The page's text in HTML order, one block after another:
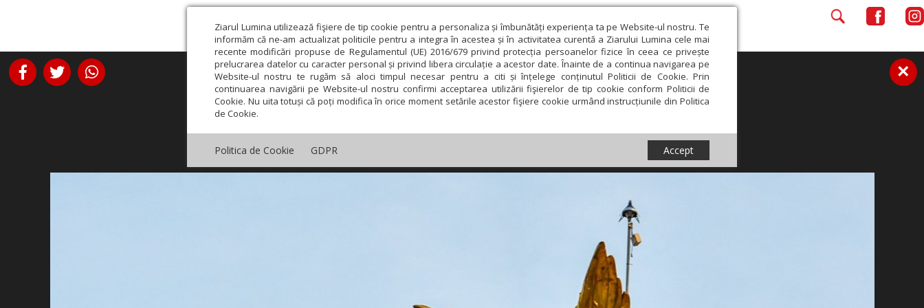
Ziarul Lumina utilizează fişiere de tip cookie pentru a personaliza și îmbunătăți experiența ta pe Website-ul nostru. Te
informăm că ne-am actualizat politicile pentru a integra în acestea și în activitatea curentă a Ziarului Lumina cele mai
recente modificări propuse de Regulamentul (UE) 2016/679 privind protecția persoanelor fizice în ceea ce privește
prelucrarea datelor cu caracter personal și privind libera circulație a acestor date. Înainte de a continua navigarea pe
Website-ul nostru te rugăm să aloci timpul necesar pentru a citi și înțelege conținutul Politicii de Cookie. Prin
continuarea navigării pe Website-ul nostru confirmi acceptarea utilizării fişierelor de tip cookie conform Politicii de
Cookie. Nu uita totuși că poți modifica în orice moment setările acestor fişiere cookie urmând instrucțiunile din Politica
de Cookie.
Politica de Cookie GDPR Accept
×